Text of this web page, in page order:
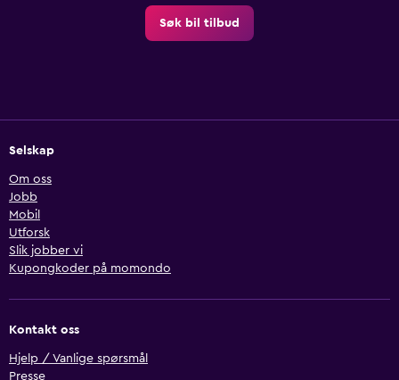
Søk bil tilbud
Selskap
Om oss
Jobb
Mobil
Utforsk
Slik jobber vi
Kupongkoder på momondo
Kontakt oss
Hjelp / Vanlige spørsmål
Presse